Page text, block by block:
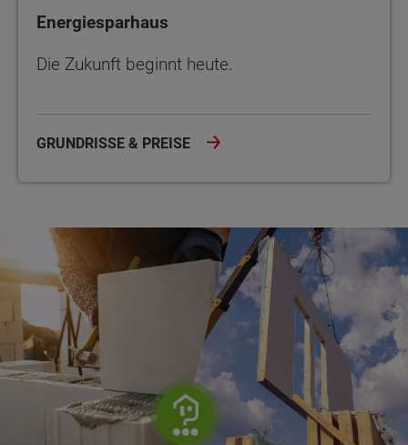
Energiesparhaus
Die Zukunft beginnt heute.
GRUNDRISSE & PREISE